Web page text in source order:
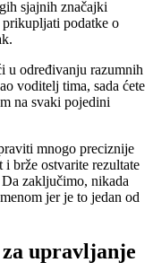
sjajnih značajki
podatke o
u određivanju razumnih
voditelj tima, sada ćete
na svaki pojedini
mnogo preciznije
brže ostvarite rezultate
zaključimo, nikada
jer je to jedan od
upravljanje